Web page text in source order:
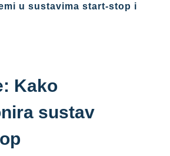
u sustavima start-stop i
Kako
sustav